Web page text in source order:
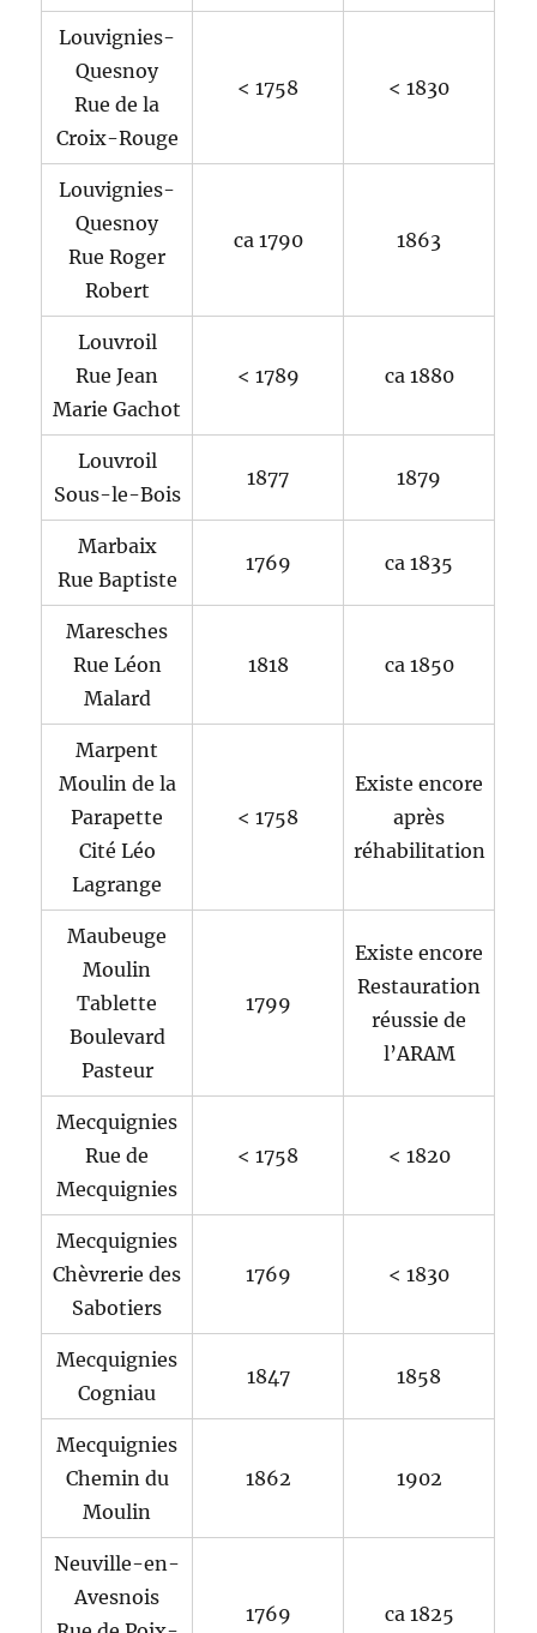
Louvignies-
Quesnoy
Rue de la
Croix-Rouge
< 1758 < 1830
Louvignies-
Quesnoy
Rue Roger
Robert
ca 1790 1863
Louvroil
Rue Jean
Marie Gachot
< 1789 ca 1880
Louvroil
Sous-le-Bois
1877 1879
Marbaix
Rue Baptiste
1769 ca 1835
Maresches
Rue Léon
Malard
1818 ca 1850
Marpent
Moulin de la
Parapette
Cité Léo
Lagrange
< 1758
Existe encore
après
réhabilitation
Maubeuge
Moulin
Tablette
Boulevard
Pasteur
1799
Existe encore
Restauration
réussie de
l’ARAM
Mecquignies
Rue de
Mecquignies
< 1758 < 1820
Mecquignies
Chèvrerie des
Sabotiers
1769 < 1830
Mecquignies
Cogniau
1847 1858
Mecquignies
Chemin du
Moulin
1862 1902
Neuville-en-
Avesnois
1769 ca 1825